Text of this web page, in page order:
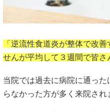
「逆流性食道炎が整体で改
せんが平均して３週間で皆さ
当院では過去に病院に通っ
らなかった方が多く来院され